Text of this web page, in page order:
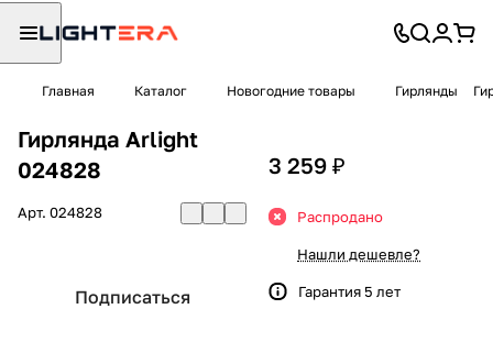
Главная Каталог Новогодние товары Гирлянды
Гирлянда Arlight
024828
Арт. 024828
Подписаться
3 259 ₽
Распродано
Нашли дешевле?
Гарантия 5 лет